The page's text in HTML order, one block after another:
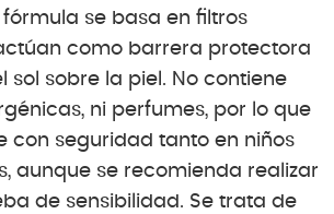
fórmula se basa en filtros
como barrera protectora
sol sobre la piel. No contiene
ni perfumes, por lo que
con seguridad tanto en niños
aunque se recomienda realizar
de sensibilidad. Se trata de